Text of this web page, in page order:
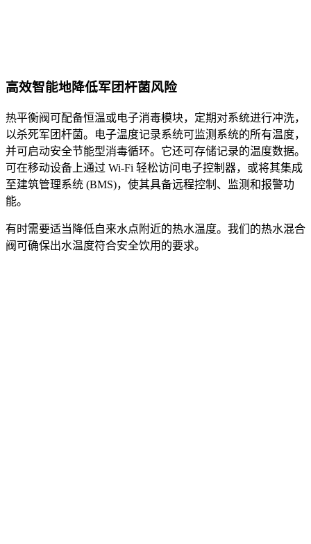
高效智能地降低军团杆菌风险
热平衡阀可配备恒温或电子消毒模块，定期对系统进行冲洗，
以杀死军团杆菌。电子温度记录系统可监测系统的所有温度，
并可启动安全节能型消毒循环。它还可存储记录的温度数据。
可在移动设备上通过 Wi-Fi 轻松访问电子控制器，或将其集成
至建筑管理系统 (BMS)，使其具备远程控制、监测和报警功
能。
有时需要适当降低自来水点附近的热水温度。我们的热水混合
阀可确保出水温度符合安全饮用的要求。